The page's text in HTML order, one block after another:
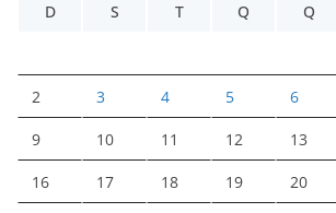
D
S T Q Q
2 3 4 5 6
9 10 11 12 13
16 17 18 19 20